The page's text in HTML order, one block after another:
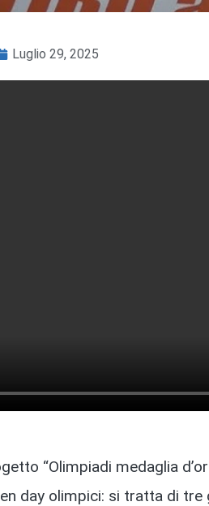
Luglio 29, 2025
“Olimpiadi medaglia
day olimpici: si tratta di